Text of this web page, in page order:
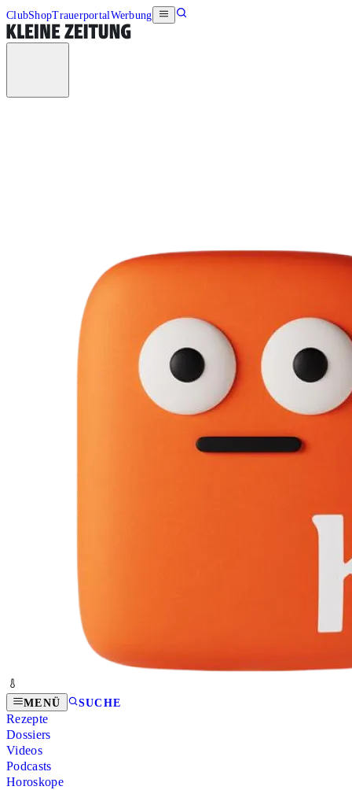
ClubShopTrauerportalWerbung
MENÜ SUCHE
Rezepte
Dossiers
Videos
Podcasts
Horoskope